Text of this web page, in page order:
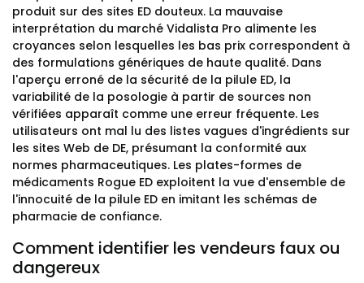
produit sur des sites ED douteux. La mauvaise
interprétation du marché Vidalista Pro alimente les
croyances selon lesquelles les bas prix correspondent à
des formulations génériques de haute qualité. Dans
l'aperçu erroné de la sécurité de la pilule ED, la
variabilité de la posologie à partir de sources non
vérifiées apparaît comme une erreur fréquente. Les
utilisateurs ont mal lu des listes vagues d'ingrédients sur
les sites Web de DE, présumant la conformité aux
normes pharmaceutiques. Les plates-formes de
médicaments Rogue ED exploitent la vue d'ensemble de
l'innocuité de la pilule ED en imitant les schémas de
pharmacie de confiance.
Comment identifier les vendeurs faux ou
dangereux